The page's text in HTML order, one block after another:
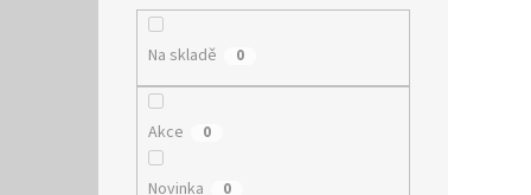
Na skladě 0
Akce 0
Novinka 0